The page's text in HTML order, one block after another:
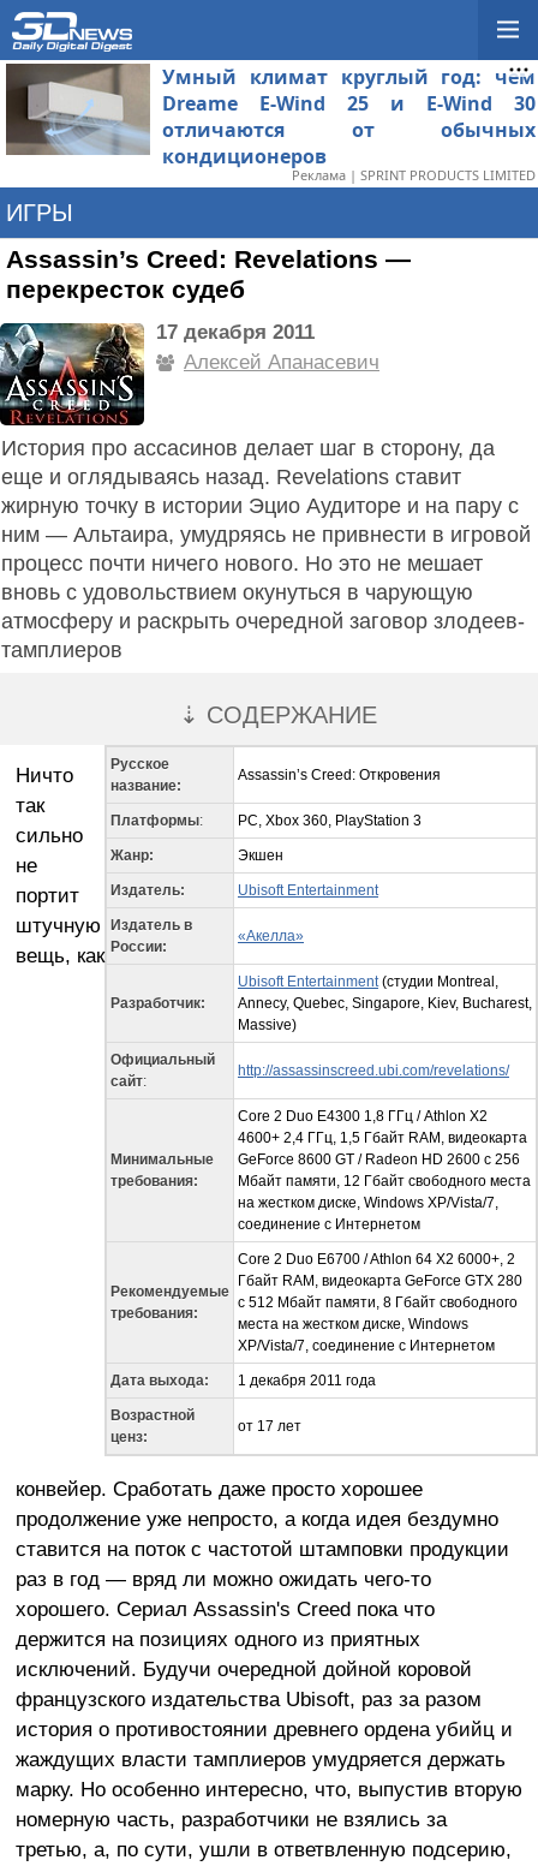
Умный климат круглый год: чем
Dreame E-Wind 25 и E-Wind 30
отличаются от обычных
кондиционеров
Реклама | SPRINT PRODUCTS LIMITED
ИГРЫ
Assassin’s Creed: Revelations —
перекресток судеб
17 декабря 2011
Алексей Апанасевич
История про ассасинов делает шаг в сторону, да
еще и оглядываясь назад. Revelations ставит
жирную точку в истории Эцио Аудиторе и на пару с
ним — Альтаира, умудряясь не привнести в игровой
процесс почти ничего нового. Но это не мешает
вновь с удовольствием окунуться в чарующую
атмосферу и раскрыть очередной заговор злодеев-
тамплиеров
⇣ СОДЕРЖАНИЕ
Русское
название:
Assassin’s Creed: Откровения
Платформы: PC, Xbox 360, PlayStation 3
Жанр: Экшен
Издатель: Ubisoft Entertainment
Издатель в
России:
«Акелла»
Разработчик:
Ubisoft Entertainment(студии Montreal,
Annecy, Quebec, Singapore, Kiev, Bucharest,
Massive)
Официальный
сайт:
http://assassinscreed.ubi.com/revelations/
Минимальные
требования:
Core 2 Duo E4300 1,8 ГГц / Athlon X2
4600+ 2,4 ГГц, 1,5 Гбайт RAM, видеокарта
GeForce 8600 GT / Radeon HD 2600 с 256
Мбайт памяти, 12 Гбайт свободного места
на жестком диске, Windows XP/Vista/7,
соединение с Интернетом
Рекомендуемые
требования:
Core 2 Duo E6700 / Athlon 64 X2 6000+, 2
Гбайт RAM, видеокарта GeForce GTX 280
с 512 Мбайт памяти, 8 Гбайт свободного
места на жестком диске, Windows
XP/Vista/7, соединение с Интернетом
Дата выхода: 1 декабря 2011 года
Возрастной
ценз:
от 17 лет
Ничто
так
сильно
не
портит
штучную
вещь, как
конвейер. Сработать даже просто хорошее
продолжение уже непросто, а когда идея бездумно
ставится на поток с частотой штамповки продукции
раз в год — вряд ли можно ожидать чего-то
хорошего. Сериал Assassin's Creed пока что
держится на позициях одного из приятных
исключений. Будучи очередной дойной коровой
французского издательства Ubisoft, раз за разом
история о противостоянии древнего ордена убийц и
жаждущих власти тамплиеров умудряется держать
марку. Но особенно интересно, что, выпустив вторую
номерную часть, разработчики не взялись за
третью, а, по сути, ушли в ответвленную подсерию,